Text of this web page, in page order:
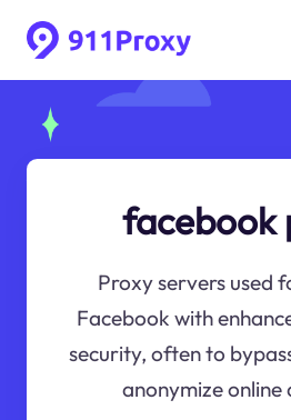
facebook
Proxy servers used
Facebook with
security, often to
anonymize online